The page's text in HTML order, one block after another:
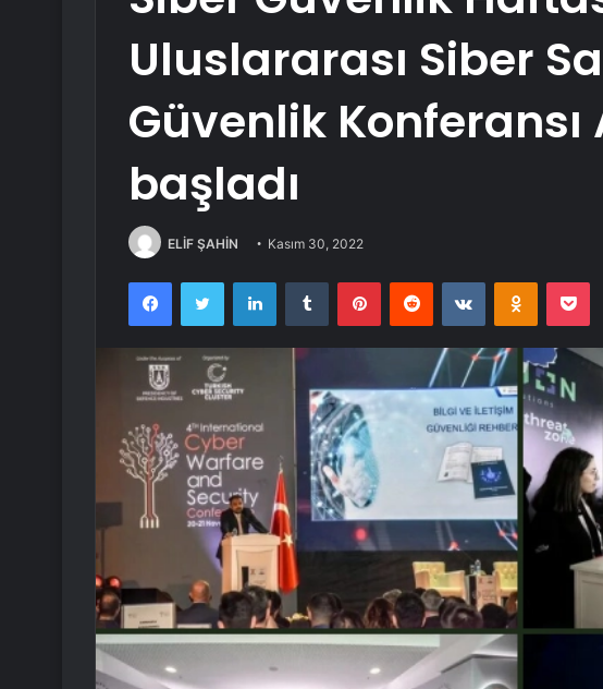
Uluslararası Siber
Güvenlik Konferansı
başladı
ELİF ŞAHİN Kasım 30, 2022
FacebookTwitter LinkedInTumblr PinterestReddit VKontakte